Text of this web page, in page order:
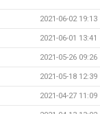
2021-06-02 19:13
2021-06-01 13:41
2021-05-26 09:26
2021-05-18 12:39
2021-04-27 11:09